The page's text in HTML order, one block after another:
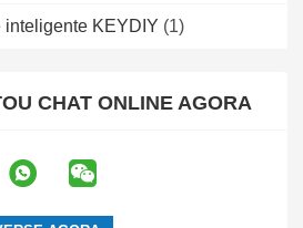
inteligente KEYDIY (1)
CHAT ONLINE AGORA